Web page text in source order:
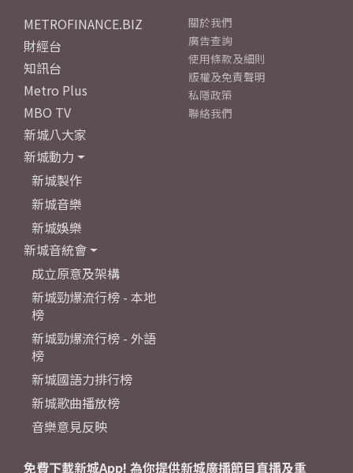
METROFINANCE.BIZ
財經台
知訊台
Metro Plus
MBO TV
新城八大家
新城動力
新城製作
新城音樂
新城娛樂
新城音統會
成立原意及架構
新城勁爆流行榜 - 本地
榜
新城勁爆流行榜 - 外語
榜
新城國語力排行榜
新城歌曲播放榜
音樂意見反映
關於我們
廣告查詢
使用條款及細則
版權及免責聲明
私隱政策
聯絡我們
免費下載新城App! 為你提供新城廣播節目直播及重